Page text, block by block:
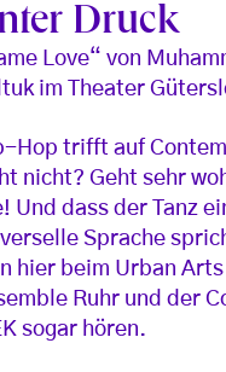
Druck
Love“ von
im Theater
Hop trifft auf
nicht? Geht sehr
Und dass der Tanz
Sprache
hier beim Urban Arts
Ruhr und der
sogar hören.